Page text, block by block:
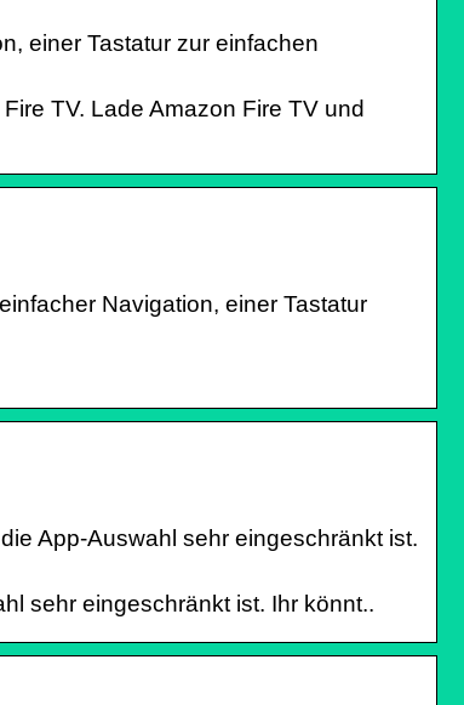
einer Tastatur zur einfachen
TV. Lade Amazon Fire TV und
Navigation, einer Tastatur
App-Auswahl sehr eingeschränkt ist.
sehr eingeschränkt ist. Ihr könnt..